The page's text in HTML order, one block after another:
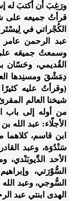
ورَغِبَ أن أكتبَ له
قرأتُ جميعه على
الكُجْراتي في
عبد الرحمن عامر
وسمعتُ جميعَه
القُديمي، وحَسّان
دِمَشْقَ ومسنِدها
(وقرأتُ عليه
شيخنا العالم
من أوله إلى
الأجلّاء: عبد الله
ابن قاسم،
سَنْدُوَة، وعبد
الأحد
السُّوْرَتي،
السُّوجي، وعبد
الهدى ابنتي عبد